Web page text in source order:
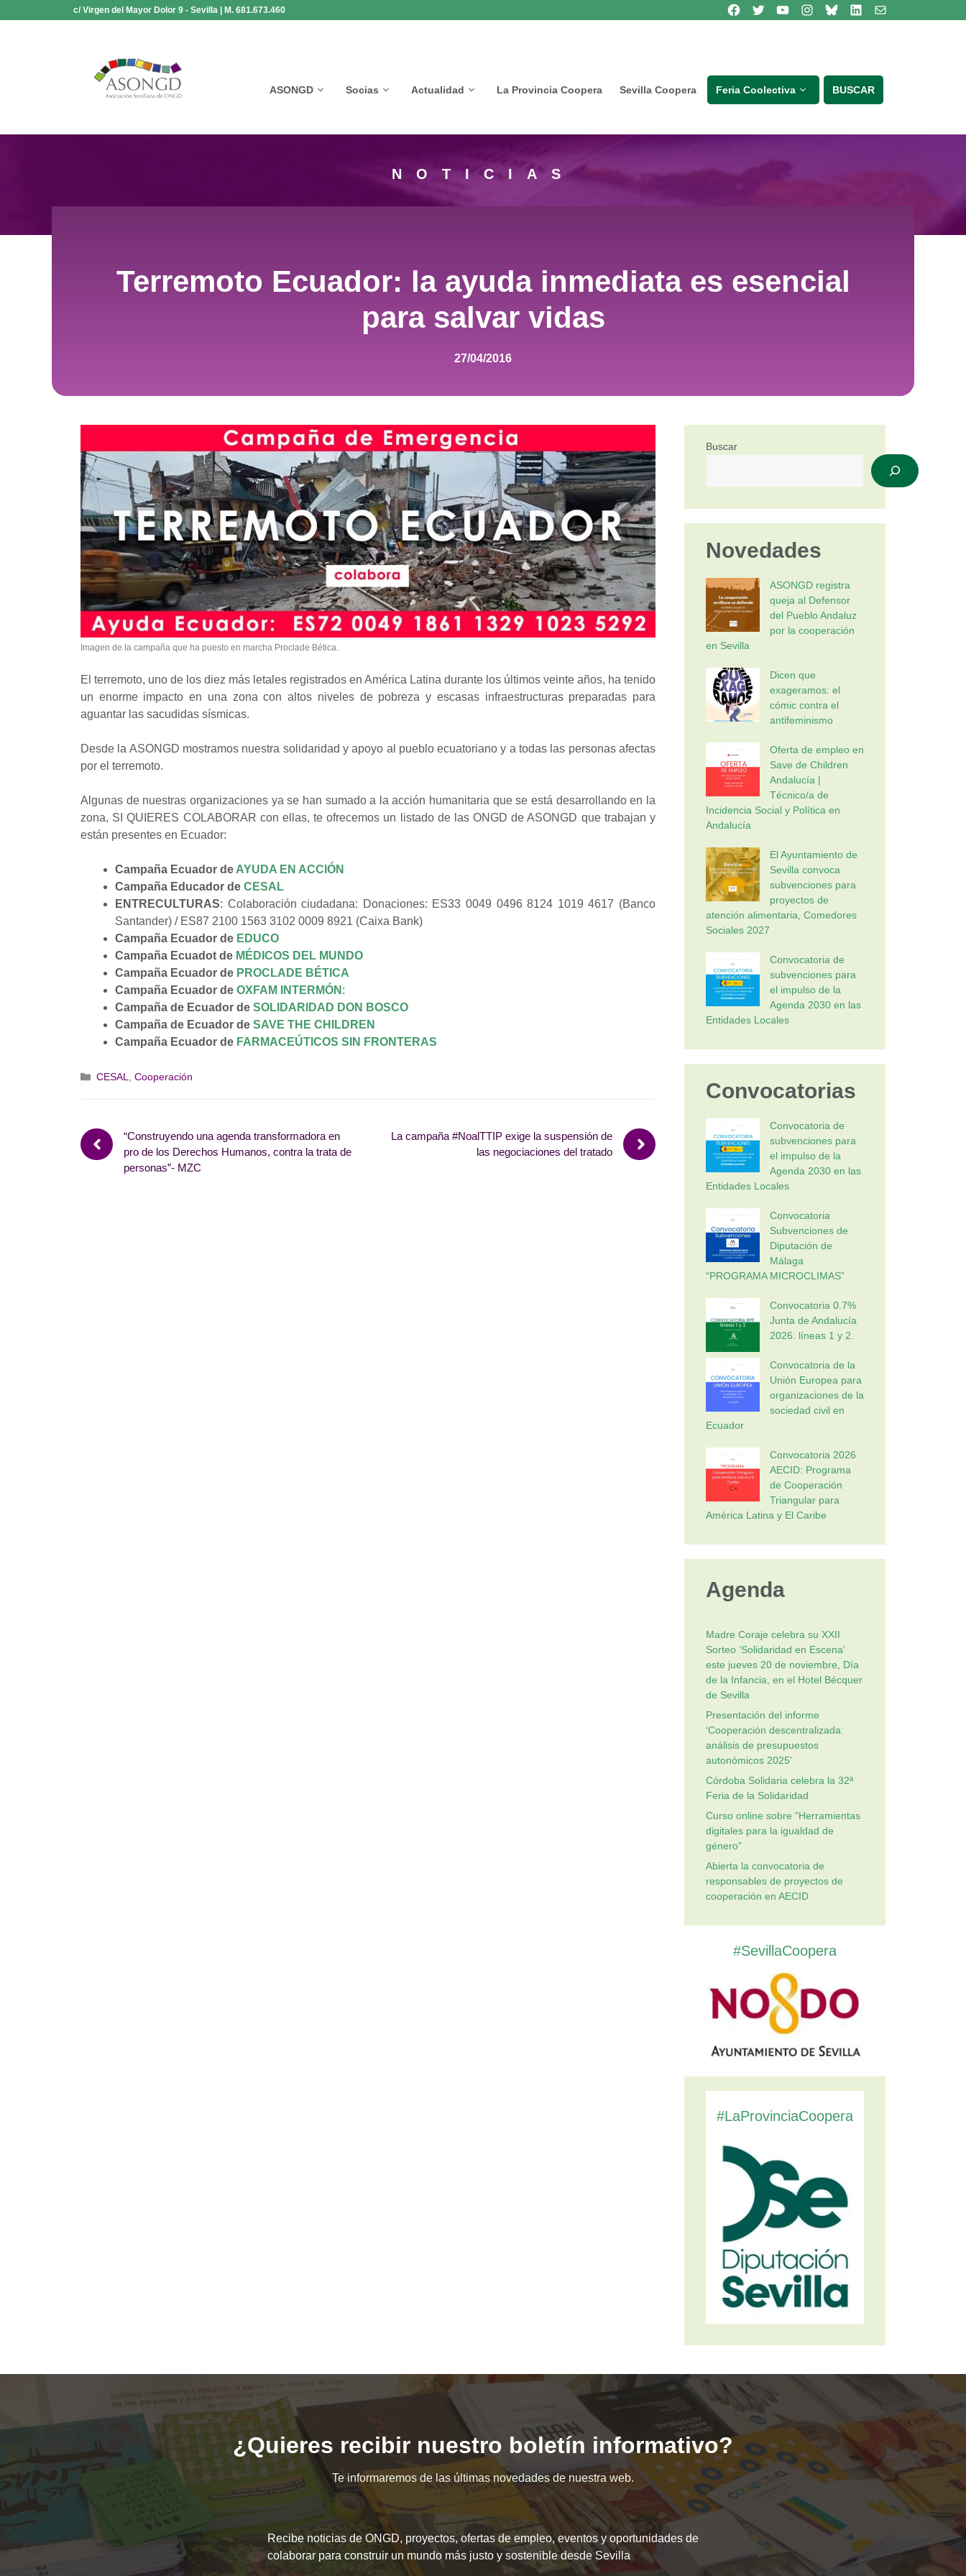
c/ Virgen del Mayor Dolor 9 - Sevilla | M. 681.673.460 Síguenos en Facebook
Síguenos en TwitterSíguenos en Youtube
Síguenos en Instagram
Bluesky
Síguenos en Linkedincontacto
ASONGD Socias Actualidad La Provincia Coopera Sevilla Coopera Feria Coolectiva BUSCAR
NOTICIAS
Terremoto Ecuador: la ayuda inmediata es esencial
para salvar vidas
27/04/2016
Imagen de la campaña que ha puesto en marcha Proclade Bética.
El terremoto, uno de los diez más letales registrados en América Latina durante los últimos veinte años, ha tenido
un enorme impacto en una zona con altos niveles de pobreza y escasas infraestructuras preparadas para
aguantar las sacudidas sísmicas.
Desde la ASONGD mostramos nuestra solidaridad y apoyo al pueblo ecuatoriano y a todas las personas afectas
por el terremoto.
Algunas de nuestras organizaciones ya se han sumado a la acción humanitaria que se está desarrollando en la
zona, SI QUIERES COLABORAR con ellas, te ofrecemos un listado de las ONGD de ASONGD que trabajan y
están presentes en Ecuador:
Campaña Ecuador de AYUDA EN ACCIÓN
Campaña Educador de CESAL
ENTRECULTURAS: Colaboración ciudadana: Donaciones: ES33 0049 0496 8124 1019 4617 (Banco
Santander) / ES87 2100 1563 3102 0009 8921 (Caixa Bank)
Campaña Ecuador de EDUCO
Campaña Ecuadot de MÉDICOS DEL MUNDO
Campaña Ecuador de PROCLADE BÉTICA
Campaña Ecuador de OXFAM INTERMÓN :
Campaña de Ecuador de SOLIDARIDAD DON BOSCO
Campaña de Ecuador de SAVE THE CHILDREN
Campaña Ecuador de FARMACEÚTICOS SIN FRONTERAS
Categorías
CESAL, Cooperación
“Construyendo una agenda transformadora en
pro de los Derechos Humanos, contra la trata de
personas”- MZC
La campaña #NoalTTIP exige la suspensión de
las negociaciones del tratado
Buscar
Novedades
ASONGD registra
queja al Defensor
del Pueblo Andaluz
por la cooperación
en Sevilla
Dicen que
exageramos: el
cómic contra el
antifeminismo
Oferta de empleo en
Save de Children
Andalucía |
Técnico/a de
Incidencia Social y Política en
Andalucía
El Ayuntamiento de
Sevilla convoca
subvenciones para
proyectos de
atención alimentaria, Comedores
Sociales 2027
Convocatoria de
subvenciones para
el impulso de la
Agenda 2030 en las
Entidades Locales
Convocatorias
Convocatoria de
subvenciones para
el impulso de la
Agenda 2030 en las
Entidades Locales
Convocatoria
Subvenciones de
Diputación de
Málaga
“PROGRAMA MICROCLIMAS”
Convocatoria 0.7%
Junta de Andalucía
2026: líneas 1 y 2.
Convocatoria de la
Unión Europea para
organizaciones de la
sociedad civil en
Ecuador
Convocatoria 2026
AECID: Programa
de Cooperación
Triangular para
América Latina y El Caribe
Agenda
Madre Coraje celebra su XXII
Sorteo ‘Solidaridad en Escena’
este jueves 20 de noviembre, Día
de la Infancia, en el Hotel Bécquer
de Sevilla
Presentación del informe
‘Cooperación descentralizada:
análisis de presupuestos
autonómicos 2025’
Córdoba Solidaria celebra la 32ª
Feria de la Solidaridad
Curso online sobre “Herramientas
digitales para la igualdad de
género”
Abierta la convocatoria de
responsables de proyectos de
cooperación en AECID
#SevillaCoopera
#LaProvinciaCoopera
¿Quieres recibir nuestro boletín informativo?
Te informaremos de las últimas novedades de nuestra web.
Recibe noticias de ONGD, proyectos, ofertas de empleo, eventos y oportunidades de
colaborar para construir un mundo más justo y sostenible desde Sevilla